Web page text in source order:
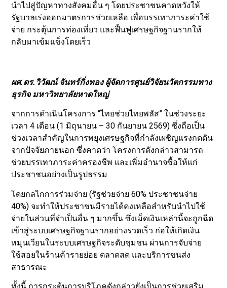
นำไปสู่ปัญหาทางสังคมอื่น ๆ โดยประชาชนคาดหวังให้
รัฐบาลเร่งออกมาตรการช่วยเหลือ เพื่อบรรเทาภาระค่าใช้
จ่าย กระตุ้นการท่องเที่ยว และฟื้นฟูเศรษฐกิจฐานรากให้
กลับมาเข้มแข็งโดยเร็ว
ผศ.ดร.วิวัฒน์ จันทร์กิ่งทอง ผู้จัดการศูนย์วิจัยนวัตกรรมทาง
ธุรกิจ มหาวิทยาลัยหาดใหญ่
จากการดำเนินโครงการ “ไทยช่วยไทยพลัส” ในช่วงระยะ
เวลา 4 เดือน (1 มิถุนายน – 30 กันยายน 2569) ซึ่งถือเป็น
ช่วงเวลาสำคัญในการพยุงเศรษฐกิจที่กำลังเผชิญแรงกดดัน
จากปัจจัยภายนอก ซึ่งคาดว่า โครงการดังกล่าวสามารถ
ช่วยบรรเทาภาระค่าครองชีพ และเพิ่มอำนาจซื้อให้แก่
ประชาชนอย่างเป็นรูปธรรม
โดยกลไกการร่วมจ่าย (รัฐช่วยจ่าย 60% ประชาชนจ่าย
40%) จะทำให้ประชาชนมีรายได้คงเหลือสำหรับนำไปใช้
จ่ายในส่วนที่จำเป็นอื่น ๆ มากขึ้น ซึ่งเม็ดเงินเหล่านี้จะถูกฉีด
เข้าสู่ระบบเศรษฐกิจฐานรากอย่างรวดเร็ว ก่อให้เกิดเงิน
หมุนเวียนในระบบเศรษฐกิจระดับชุมชน ผ่านการจับจ่าย
ใช้สอยในร้านค้ารายย่อย ตลาดสด และบริการขนส่ง
สาธารณะ